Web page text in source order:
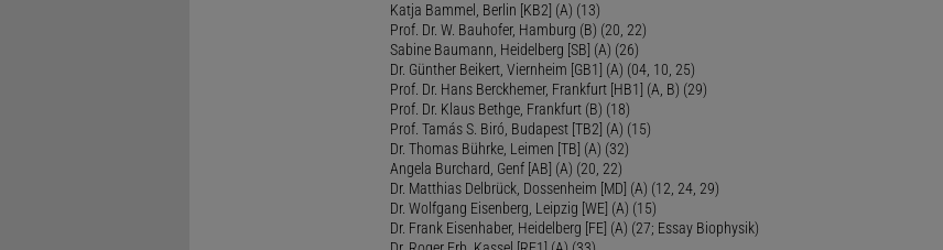
Katja Bammel, Berlin [KB2] (A) (13)
Prof. Dr. W. Bauhofer, Hamburg (B) (20, 22)
Sabine Baumann, Heidelberg [SB] (A) (26)
Dr. Günther Beikert, Viernheim [GB1] (A) (04, 10, 25)
Prof. Dr. Hans Berckhemer, Frankfurt [HB1] (A, B) (29)
Prof. Dr. Klaus Bethge, Frankfurt (B) (18)
Prof. Tamás S. Biró, Budapest [TB2] (A) (15)
Dr. Thomas Bührke, Leimen [TB] (A) (32)
Angela Burchard, Genf [AB] (A) (20, 22)
Dr. Matthias Delbrück, Dossenheim [MD] (A) (12, 24, 29)
Dr. Wolfgang Eisenberg, Leipzig [WE] (A) (15)
Dr. Frank Eisenhaber, Heidelberg [FE] (A) (27; Essay Biophysik)